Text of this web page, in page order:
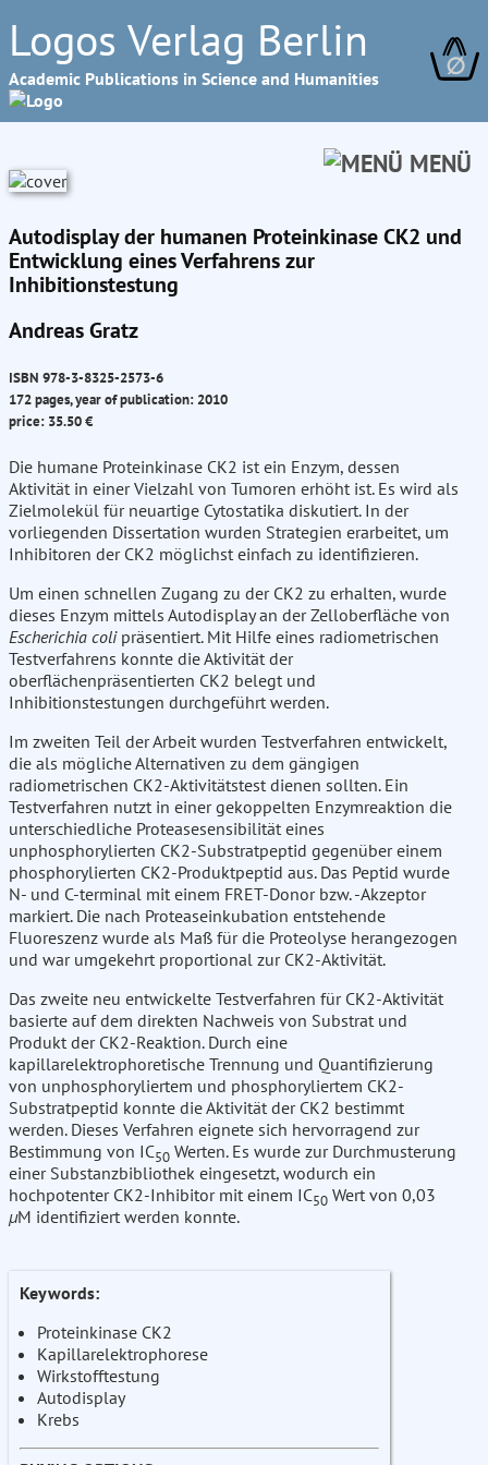
Logos Verlag Berlin
Academic Publications in Science and Humanities ∅
MENÜ
Autodisplay der humanen Proteinkinase CK2 und
Entwicklung eines Verfahrens zur
Inhibitionstestung
Andreas Gratz
ISBN 978-3-8325-2573-6
172 pages, year of publication: 2010
price: 35.50 €
Die humane Proteinkinase CK2 ist ein Enzym, dessen
Aktivität in einer Vielzahl von Tumoren erhöht ist. Es wird als
Zielmolekül für neuartige Cytostatika diskutiert. In der
vorliegenden Dissertation wurden Strategien erarbeitet, um
Inhibitoren der CK2 möglichst einfach zu identifizieren.
Um einen schnellen Zugang zu der CK2 zu erhalten, wurde
dieses Enzym mittels Autodisplay an der Zelloberfläche von
Escherichia colipräsentiert. Mit Hilfe eines radiometrischen
Testverfahrens konnte die Aktivität der
oberflächenpräsentierten CK2 belegt und
Inhibitionstestungen durchgeführt werden.
Im zweiten Teil der Arbeit wurden Testverfahren entwickelt,
die als mögliche Alternativen zu dem gängigen
radiometrischen CK2-Aktivitätstest dienen sollten. Ein
Testverfahren nutzt in einer gekoppelten Enzymreaktion die
unterschiedliche Proteasesensibilität eines
unphosphorylierten CK2-Substratpeptid gegenüber einem
phosphorylierten CK2-Produktpeptid aus. Das Peptid wurde
N- und C-terminal mit einem FRET-Donor bzw. -Akzeptor
markiert. Die nach Proteaseinkubation entstehende
Fluoreszenz wurde als Maß für die Proteolyse herangezogen
und war umgekehrt proportional zur CK2-Aktivität.
Das zweite neu entwickelte Testverfahren für CK2-Aktivität
basierte auf dem direkten Nachweis von Substrat und
Produkt der CK2-Reaktion. Durch eine
kapillarelektrophoretische Trennung und Quantifizierung
von unphosphoryliertem und phosphoryliertem CK2-
Substratpeptid konnte die Aktivität der CK2 bestimmt
werden. Dieses Verfahren eignete sich hervorragend zur
Bestimmung von IC50 Werten. Es wurde zur Durchmusterung
einer Substanzbibliothek eingesetzt, wodurch ein
hochpotenter CK2-Inhibitor mit einem IC50 Wert von 0,03
µM identifiziert werden konnte.
Keywords:
Proteinkinase CK2
Kapillarelektrophorese
Wirkstofftestung
Autodisplay
Krebs